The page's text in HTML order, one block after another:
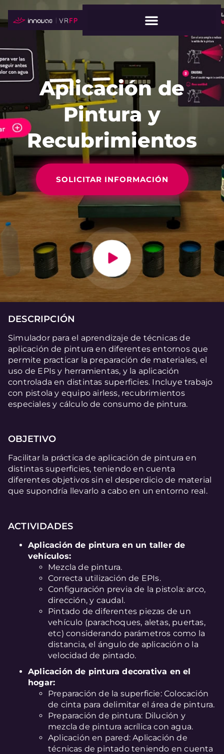
Aplicación de
Pintura y
Recubrimientos
SOLICITAR INFORMACIÓN
DESCRIPCIÓN
Simulador para el aprendizaje de técnicas de
aplicación de pintura en diferentes entornos que
permite practicar la preparación de materiales, el
uso de EPIs y herramientas, y la aplicación
controlada en distintas superficies. Incluye trabajo
con pistola y equipo airless, recubrimientos
especiales y cálculo de consumo de pintura.
OBJETIVO
Facilitar la práctica de aplicación de pintura en
distintas superficies, teniendo en cuenta
diferentes objetivos sin el desperdicio de material
que supondría llevarlo a cabo en un entorno real.
ACTIVIDADES
Aplicación de pintura en un taller de
vehículos:
Mezcla de pintura.
Correcta utilización de EPIs.
Configuración previa de la pistola: arco,
dirección, y caudal.
Pintado de diferentes piezas de un
vehículo (parachoques, aletas, puertas,
etc) considerando parámetros como la
distancia, el ángulo de aplicación o la
velocidad de pintado.
Aplicación de pintura decorativa en el
hogar:
Preparación de la superficie: Colocación
de cinta para delimitar el área de pintura.
Preparación de pintura: Dilución y
mezcla de pintura acrílica con agua.
Aplicación en pared: Aplicación de
técnicas de pintado teniendo en cuenta